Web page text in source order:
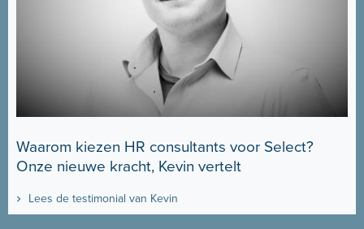
Waarom kiezen HR consultants voor Select?
Onze nieuwe kracht, Kevin vertelt
Lees de testimonial van Kevin